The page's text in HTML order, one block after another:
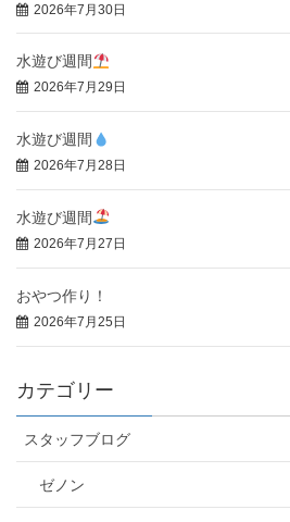
2026年7月30日
水遊び週間
2026年7月29日
水遊び週間
2026年7月28日
水遊び週間
2026年7月27日
おやつ作り！
2026年7月25日
カテゴリー
スタッフブログ
ゼノン